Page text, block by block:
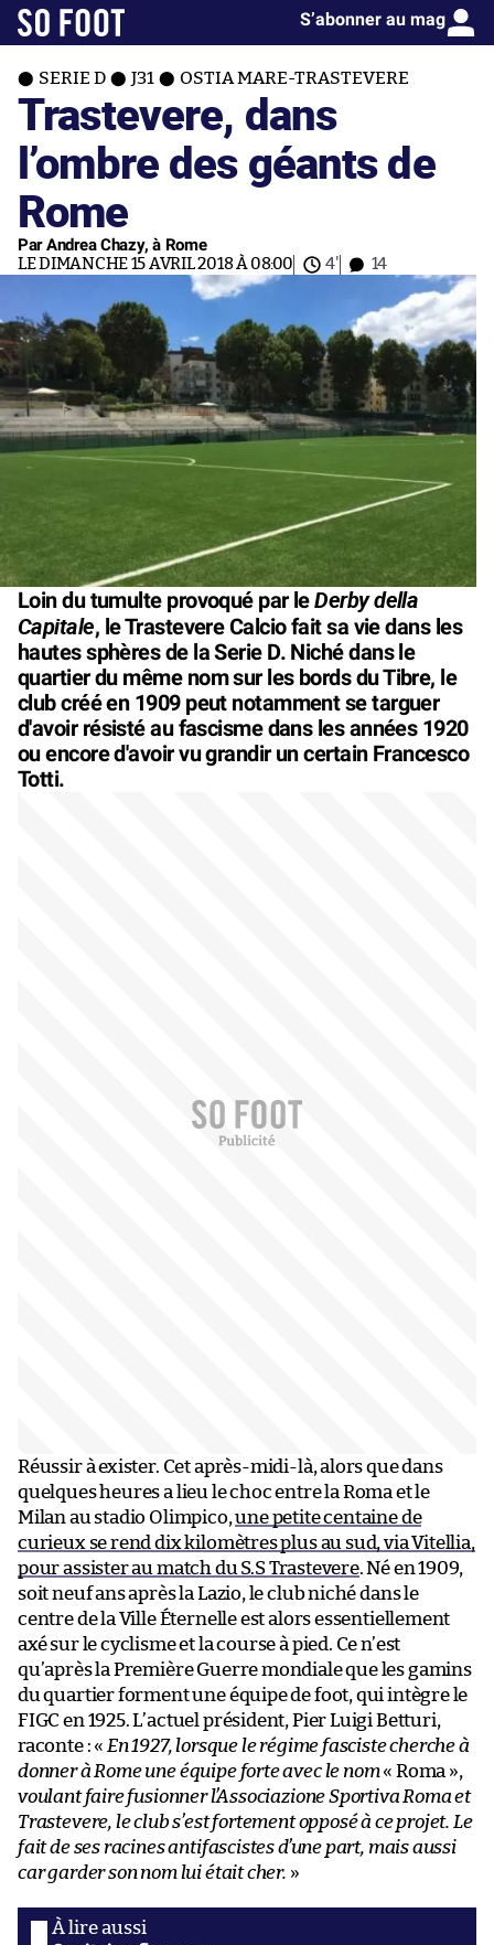
S’abonner au mag
SERIE D J31 OSTIA MARE-TRASTEVERE
Trastevere, dans
l’ombre des géants de
Rome
Par Andrea Chazy, à Rome
LE DIMANCHE 15 AVRIL 2018 À 08:00 4' 14
Loin du tumulte provoqué par leDerby della
Capitale, le Trastevere Calcio fait sa vie dans les
hautes sphères de la Serie D. Niché dans le
quartier du même nom sur les bords du Tibre, le
club créé en 1909 peut notamment se targuer
d'avoir résisté au fascisme dans les années 1920
ou encore d'avoir vu grandir un certain Francesco
Totti.
Réussir à exister. Cet après-midi-là, alors que dans
quelques heures a lieu le choc entre la Roma et le
Milan au stadio Olimpico,une petite centaine de
curieux se rend dix kilomètres plus au sud, via Vitellia,
pour assister au match du S.S Trastevere. Né en 1909,
soit neuf ans après la Lazio, le club niché dans le
centre de la Ville Éternelle est alors essentiellement
axé sur le cyclisme et la course à pied. Ce n’est
qu’après la Première Guerre mondiale que les gamins
du quartier forment une équipe de foot, qui intègre le
FIGC en 1925. L’actuel président, Pier Luigi Betturi,
raconte : « En 1927, lorsque le régime fasciste cherche à
donner à Rome une équipe forte avec le nom« Roma »,
voulant faire fusionner l’Associazione Sportiva Roma et
Trastevere, le club s’est fortement opposé à ce projet. Le
fait de ses racines antifascistes d’une part, mais aussi
car garder son nom lui était cher. »